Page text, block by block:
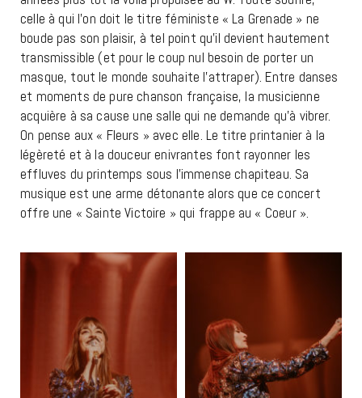
celle à qui l’on doit le titre féministe « La Grenade » ne
boude pas son plaisir, à tel point qu’il devient hautement
transmissible (et pour le coup nul besoin de porter un
masque, tout le monde souhaite l’attraper). Entre danses
et moments de pure chanson française, la musicienne
acquière à sa cause une salle qui ne demande qu’à vibrer.
On pense aux « Fleurs » avec elle. Le titre printanier à la
légèreté et à la douceur enivrantes font rayonner les
effluves du printemps sous l’immense chapiteau. Sa
musique est une arme détonante alors que ce concert
offre une « Sainte Victoire » qui frappe au « Coeur ».